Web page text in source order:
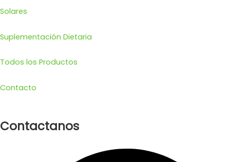
Solares
Suplementación Dietaria
Todos los Productos
Contacto
Contactanos